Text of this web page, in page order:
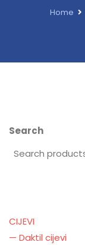
Home
Search
CIJEVI
— Daktil cijevi